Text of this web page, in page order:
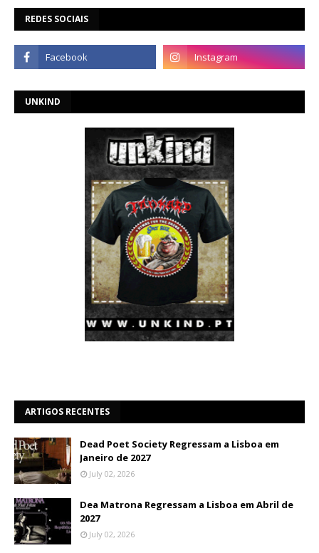
REDES SOCIAIS
UNKIND
ARTIGOS RECENTES
Dead Poet Society Regressam a Lisboa em
Janeiro de 2027
July 02, 2026
Dea Matrona Regressam a Lisboa em Abril de
2027
July 02, 2026